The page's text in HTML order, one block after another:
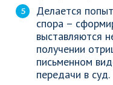
Делается
спора –
выставляются
получении
письменном
передачи в суд.